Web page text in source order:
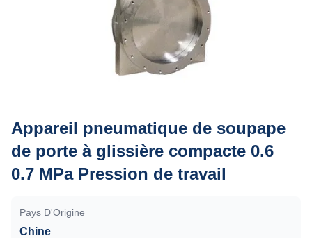
Appareil pneumatique de soupape
de porte à glissière compacte 0.6
0.7 MPa Pression de travail
Pays D'Origine
Chine